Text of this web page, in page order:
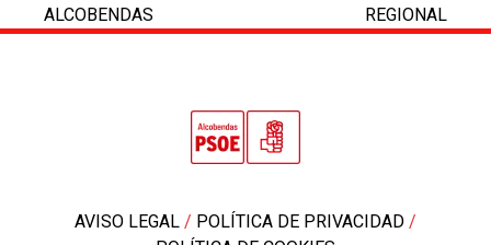
ALCOBENDAS
REGIONAL
AVISO LEGAL / POLÍTICA DE PRIVACIDAD /